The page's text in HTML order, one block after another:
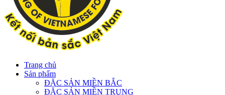
Trang chủ
Sản phẩm
ĐẶC SẢN MIỀN BẮC
ĐẶC SẢN MIỀN TRUNG